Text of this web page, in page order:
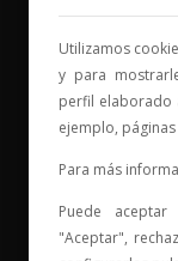
Elige tu vino,
nueva historia.
Utilizamos
y para
perfil elaborado
ejemplo, páginas
Para más
Puede
"Aceptar",